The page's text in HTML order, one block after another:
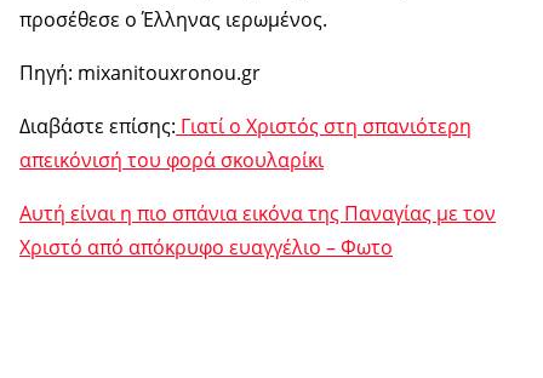
προσέθεσε ο Έλληνας ιερωμένος.
Πηγή: mixanitouxronou.gr
Διαβάστε επίσης: Γιατί ο Χριστός στη σπανιότερη
απεικόνισή του φορά σκουλαρίκι
Αυτή είναι η πιο σπάνια εικόνα της Παναγίας με τον
Χριστό από απόκρυφο ευαγγέλιο – Φωτο